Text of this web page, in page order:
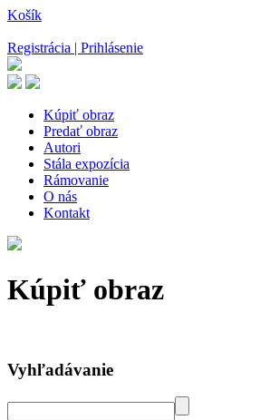
Košík
Registrácia | Prihlásenie
Kúpiť obraz
Predať obraz
Autori
Stála expozícia
Rámovanie
O nás
Kontakt
Kúpiť obraz
Vyhľadávanie